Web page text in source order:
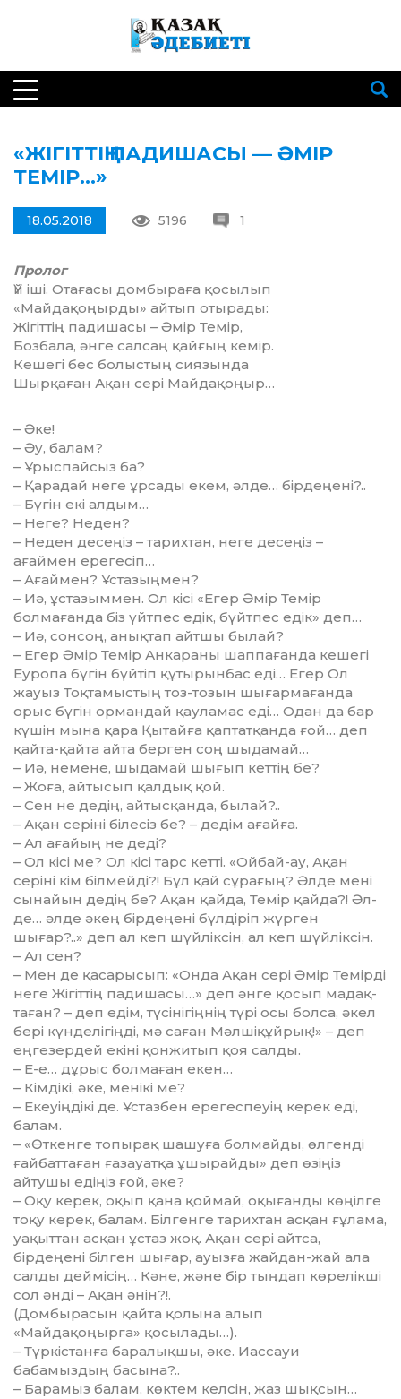
«ЖІГІТТІҢ ПАДИШАСЫ — ӘМІР
ТЕМІР…»
18.05.2018 5196 1
Пролог
Үй іші. Отағасы домбыраға қо­сы­лып
«Майдақоңырды» айтып отырады:
Жігіттің падишасы – Әмір Темір,
Бозбала, әнге салсаң қайғың ке­мір.
Кешегі бес болыстың сиязында
Шырқаған Ақан сері Май­да­қоңыр…
– Әке!
– Әу, балам?
– Ұрыспайсыз ба?
– Қарадай неге ұрсады екем, әлде… бірдеңені?..
– Бүгін екі алдым…
– Неге? Неден?
– Неден десеңіз – тарихтан, неге де­сеңіз –
ағаймен ерегесіп…
– Ағаймен? Ұстазыңмен?
– Иә, ұстазыммен. Ол кісі «Егер Әмір Темір
болмағанда біз үйтпес едік, бүйтпес едік» деп…
– Иә, сонсоң, анықтап айтшы бы­лай?
– Егер Әмір Темір Анкараны шап­па­ғанда кешегі
Еуропа бүгін бүй­тіп құ­тырынбас еді… Егер Ол
жауыз Тоқ­та­мыстың тоз-тозын шығарма­ған­да
орыс бүгін ормандай қауламас еді… Одан да бар
күшін мына қара Қытайға қаптатқанда ғой… деп
қайта-қайта айта берген соң шыдамай…
– Иә, немене, шыдамай шығып кеттің бе?
– Жоға, айтысып қалдық қой.
– Сен не дедің, айтысқанда, былай?..
– Ақан серіні білесіз бе? – дедім ағайға.
– Ал ағайың не деді?
– Ол кісі ме? Ол кісі тарс кетті. «Ой­бай-ау, Ақан
серіні кім білмейді?! Бұл қай сұрағың? Әлде мені
сынайын де­дің бе? Ақан қайда, Темір қайда?! Әл­
де… әлде әкең бірдеңені бүлдіріп жүр­ген
шығар?..» деп ал кеп шүйліксін, ал кеп шүйліксін.
– Ал сен?
– Мен де қасарысып: «Онда Ақан сері Әмір Темірді
неге Жігіттің падиша­сы…» деп әнге қосып мадақ­
та­ған? – деп едім, түсінігіңнің түрі осы бол­са, әкел
бері күнделігіңді, мә саған Мәл­шіқұйрық!» – деп
еңгезердей екіні қон­житып қоя салды.
– Е-е… дұрыс болмаған екен…
– Кімдікі, әке, менікі ме?
– Екеуіңдікі де. Ұстазбен ере­гес­пеуің керек еді,
балам.
– «Өткенге топырақ шашуға бол­май­ды, өлгенді
ғайбаттаған ғазауат­қа ұшырайды» деп өзіңіз
айтушы едіңіз ғой, әке?
– Оқу керек, оқып қана қоймай, оқы­ғанды көңілге
тоқу керек, балам. Білгенге тарихтан асқан ғұлама,
уақыттан асқан ұстаз жоқ. Ақан сері айт­са,
бірдеңені білген шығар, ауызға жайдан-жай ала
салды деймісің… Кәне, және бір тыңдап көрелікші
сол әнді – Ақан әнін?!.
(Домбырасын қайта қолына алып
«Майдақоңырға» қосылады…).
– Түркістанға баралықшы, әке. Иассауи
бабамыздың басына?..
– Барамыз балам, көктем келсін, жаз шықсын…